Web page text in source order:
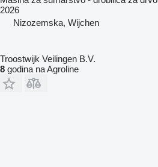
2026
Nizozemska, Wijchen
Troostwijk Veilingen B.V.
8 godina na Agroline